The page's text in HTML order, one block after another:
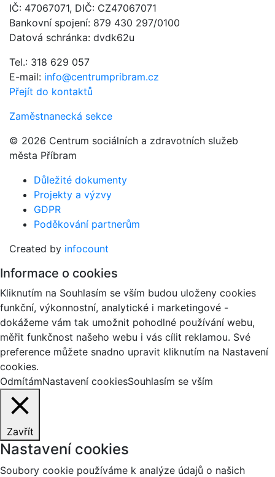
IČ: 47067071, DIČ: CZ47067071
Bankovní spojení: 879 430 297/0100
Datová schránka: dvdk62u
Tel.: 318 629 057
E-mail: info@centrumpribram.cz
Přejít do kontaktů
Zaměstnanecká sekce
© 2026 Centrum sociálních a zdravotních služeb
města Příbram
Důležité dokumenty
Projekty a výzvy
GDPR
Poděkování partnerům
Created by infocount
Informace o cookies
Kliknutím na Souhlasím se vším budou uloženy cookies
funkční, výkonnostní, analytické i marketingové -
dokážeme vám tak umožnit pohodlné používání webu,
měřit funkčnost našeho webu i vás cílit reklamou. Své
preference můžete snadno upravit kliknutím na Nastavení
cookies.
OdmítámNastavení cookiesSouhlasím se vším
Zavřít
Nastavení cookies
Soubory cookie používáme k analýze údajů o našich